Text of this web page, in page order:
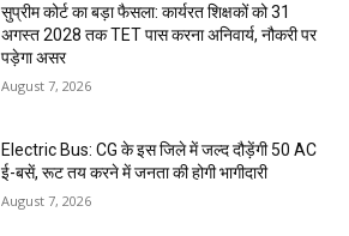
सुप्रीम कोर्ट का बड़ा फैसला: कार्यरत शिक्षकों को 31
अगस्त 2028 तक TET पास करना अनिवार्य, नौकरी पर
पड़ेगा असर
August 7, 2026
Electric Bus: CG के इस जिले में जल्द दौड़ेंगी 50 AC
ई-बसें, रूट तय करने में जनता की होगी भागीदारी
August 7, 2026